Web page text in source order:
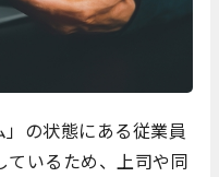
の状態にある従業員
いるため、上司や同